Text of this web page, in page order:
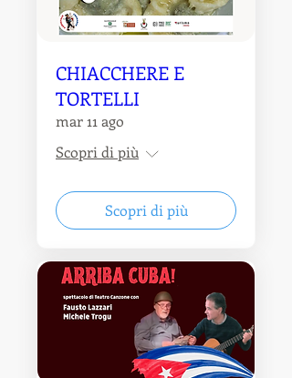
CHIACCHERE E
TORTELLI
mar 11 ago
Scopri di più
Scopri di più